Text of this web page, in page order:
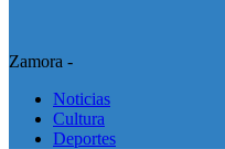
Zamora -
Noticias
Cultura
Deportes